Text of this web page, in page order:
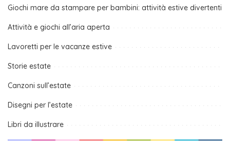
Giochi mare da stampare per bambini: attività estive divertenti
Attività e giochi all’aria aperta
Lavoretti per le vacanze estive
Storie estate
Canzoni sull’estate
Disegni per l’estate
Libri da illustrare